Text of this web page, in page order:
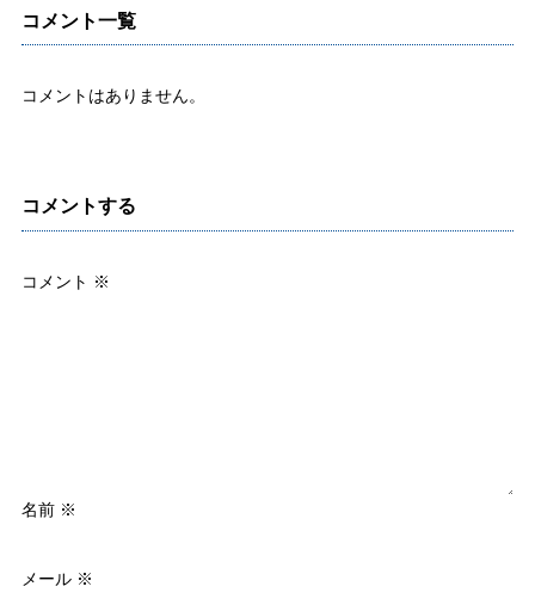
コメント一覧
コメントはありません。
コメントする
コメント ※
名前 ※
メール ※